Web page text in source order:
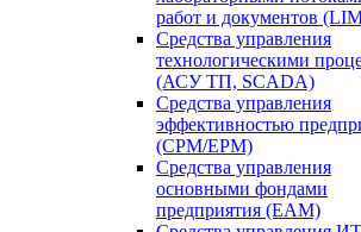
работ и документов
Средства управления
технологическими
(АСУ ТП, SCADA)
Средства управления
эффективностью
(CPM/EPM)
Средства управления
основными фондами
предприятия (EAM)